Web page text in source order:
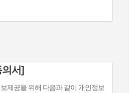
의서]
제공을 위해 다음과 같이 개인정보